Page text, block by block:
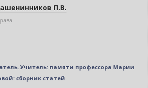
П.В.
Учитель: памяти профессора Марии
сборник статей